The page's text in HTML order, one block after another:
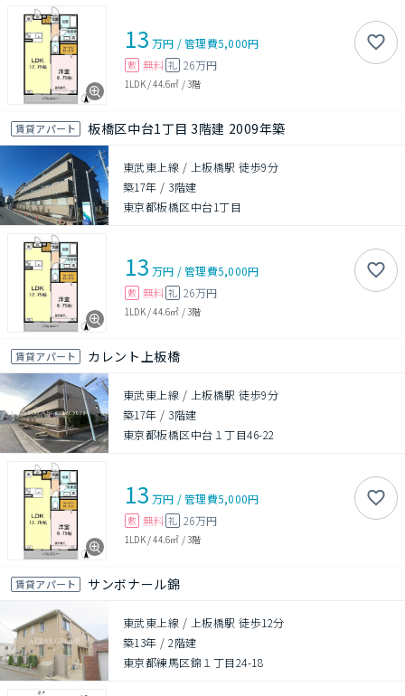
13 万円 /管理費5,000円
敷 無料 礼 26万円
1LDK/44.6㎡ /3階
賃貸アパート 板橋区中台1丁目 3階建 2009年築
東武東上線 / 上板橋駅 徒歩9分
築17年 / 3階建
東京都板橋区中台1丁目
13 万円 /管理費5,000円
敷 無料 礼 26万円
1LDK/44.6㎡ /3階
賃貸アパート カレント上板橋
東武東上線 / 上板橋駅 徒歩9分
築17年 / 3階建
東京都板橋区中台１丁目46-22
13 万円 /管理費5,000円
敷 無料 礼 26万円
1LDK/44.6㎡ /3階
賃貸アパート サンボナール錦
東武東上線 / 上板橋駅 徒歩12分
築13年 /2階建
東京都練馬区錦１丁目24-18